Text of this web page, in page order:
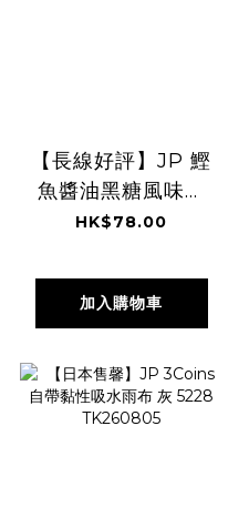
【長線好評】JP 鰹
魚醬油黑糖風味鵪
鶉蛋 21粒 0309
HK$78.00
加入購物車